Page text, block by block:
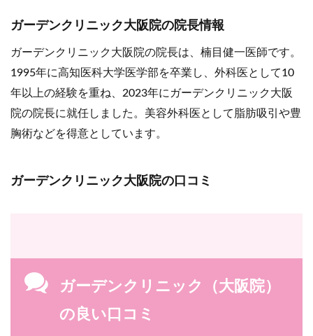
ガーデンクリニック大阪院の院長情報
ガーデンクリニック大阪院の院長は、楠目健一医師です。
1995年に高知医科大学医学部を卒業し、外科医として10
年以上の経験を重ね、2023年にガーデンクリニック大阪
院の院長に就任しました。美容外科医として脂肪吸引や豊
胸術などを得意としています。
ガーデンクリニック大阪院の口コミ
ガーデンクリニック（大阪院）
の良い口コミ